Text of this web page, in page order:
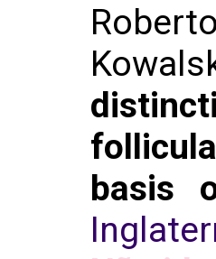
basis